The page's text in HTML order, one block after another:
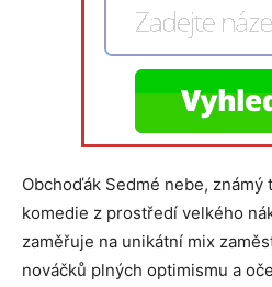
Obchoďák Sedmé nebe,
komedie z prostředí velkého
zaměřuje na unikátní mix
nováčků plných optimismu a